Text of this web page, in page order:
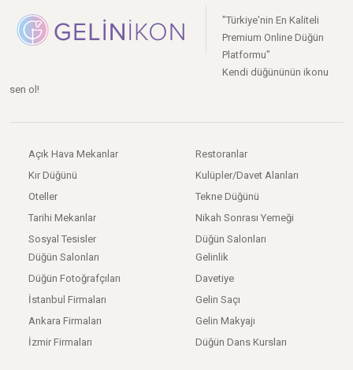
"Türkiye'nin En Kaliteli
Premium Online Düğün
Platformu"
Kendi düğününün ikonu
sen ol!
Açık Hava Mekanlar
Kır Düğünü
Oteller
Tarihi Mekanlar
Sosyal Tesisler
Restoranlar
Kulüpler/Davet Alanları
Tekne Düğünü
Nikah Sonrası Yemeği
Düğün Salonları
Düğün Salonları
Düğün Fotoğrafçıları
İstanbul Firmaları
Ankara Firmaları
İzmir Firmaları
Gelinlik
Davetiye
Gelin Saçı
Gelin Makyajı
Düğün Dans Kursları